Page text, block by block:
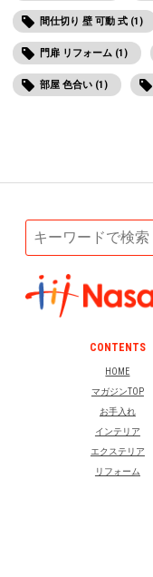
間仕切り 壁 可動 式 (1)
門扉 リフォーム (1)
部屋 色合い (1)
CONTENTS
HOME
マガジンTOP
お手入れ
インテリア
エクステリア
リフォーム